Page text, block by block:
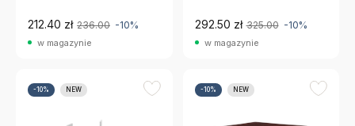
212.40 zł 236.00 -10%
w magazynie
292.50 zł 325.00 -10%
w magazynie
-10% NEW -10% NEW